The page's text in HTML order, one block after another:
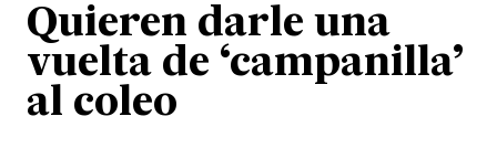
Quieren darle una
vuelta de ‘campanilla’
al coleo